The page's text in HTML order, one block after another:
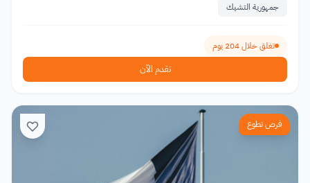
جمهورية التشيك
تغلق خلال 204 يوم
تقدم الآن
فرص تطوع